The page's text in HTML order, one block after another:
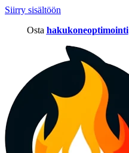
Siirry sisältöön
Osta hakukoneoptimointi